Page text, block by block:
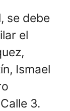
se debe
el
Ismael
3.